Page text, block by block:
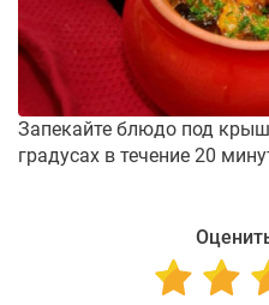
Запекайте блюдо под
градусах в течение 20